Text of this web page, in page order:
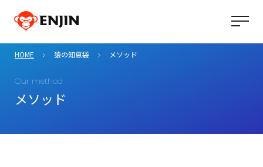
HOME 猿の知恵袋 メソッド
Our method
メソッド